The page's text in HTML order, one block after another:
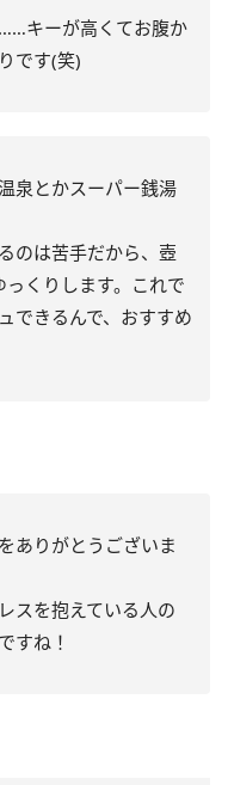
キーが高くてお腹か
です(笑)
泉とかスーパー銭湯
のは苦手だから、壺
くりします。これで
できるんで、おすすめ
ありがとうございま
スを抱えている人の
すね！